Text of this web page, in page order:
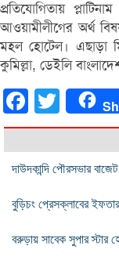
প্রতিযোগিতায়
আওয়ামীলীগের অর্থ
মহল হোটেল। এছাড়া
কুমিল্লা, ডেইলি
FacebookTwitter
দাউদকান্দি পৌরসভার
বুড়িচং প্রেসক্লাবের
বরুড়ায় সাবেক সুপার স্টার